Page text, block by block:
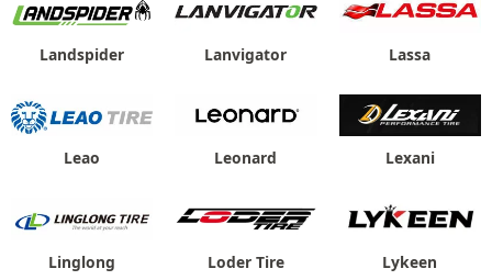
Landspider Lanvigator Lassa
Leao Leonard Lexani
Linglong Loder Tire Lykeen